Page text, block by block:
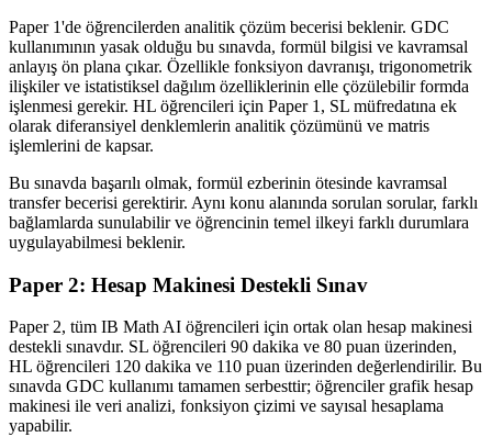
Paper 1'de öğrencilerden analitik çözüm becerisi beklenir. GDC
kullanımının yasak olduğu bu sınavda, formül bilgisi ve kavramsal
anlayış ön plana çıkar. Özellikle fonksiyon davranışı, trigonometrik
ilişkiler ve istatistiksel dağılım özelliklerinin elle çözülebilir formda
işlenmesi gerekir. HL öğrencileri için Paper 1, SL müfredatına ek
olarak diferansiyel denklemlerin analitik çözümünü ve matris
işlemlerini de kapsar.
Bu sınavda başarılı olmak, formül ezberinin ötesinde kavramsal
transfer becerisi gerektirir. Aynı konu alanında sorulan sorular, farklı
bağlamlarda sunulabilir ve öğrencinin temel ilkeyi farklı durumlara
uygulayabilmesi beklenir.
Paper 2: Hesap Makinesi Destekli Sınav
Paper 2, tüm IB Math AI öğrencileri için ortak olan hesap makinesi
destekli sınavdır. SL öğrencileri 90 dakika ve 80 puan üzerinden,
HL öğrencileri 120 dakika ve 110 puan üzerinden değerlendirilir. Bu
sınavda GDC kullanımı tamamen serbesttir; öğrenciler grafik hesap
makinesi ile veri analizi, fonksiyon çizimi ve sayısal hesaplama
yapabilir.